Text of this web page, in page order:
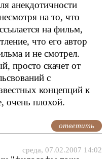
анекдотичности
на то, что
ссылается на фильм,
что его автор
и не смотрел.
просто скачет от
с
концепций к
очень плохой.
ответить
среда, 07.02.2007 14:02